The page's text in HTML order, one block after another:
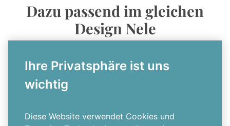
Ihre Privatsphäre ist uns
wichtig
Diese Website verwendet Cookies und
Dazu passend im gleichen
Design Nele